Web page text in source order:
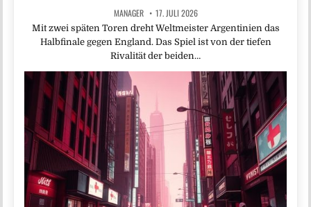
MANAGER 17. JULI 2026
Mit zwei späten Toren dreht Weltmeister Argentinien das
Halbfinale gegen England. Das Spiel ist von der tiefen
Rivalität der beiden…